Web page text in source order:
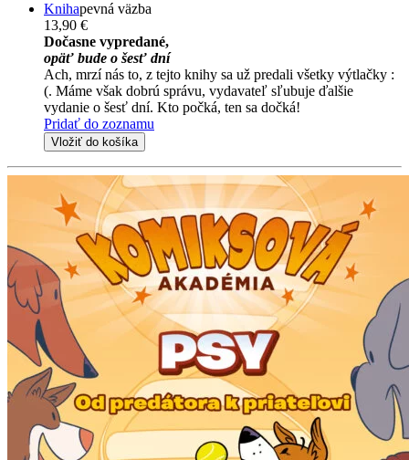
Knihapevná väzba
13,90 €
Dočasne vypredané,
opäť bude o šesť dní
Ach, mrzí nás to, z tejto knihy sa už predali všetky výtlačky :
(. Máme však dobrú správu, vydavateľ sľubuje ďalšie
vydanie o šesť dní. Kto počká, ten sa dočká!
Pridať do zoznamu
Vložiť do košíka